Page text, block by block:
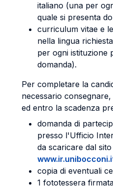
italiano (una per
quale si presenta
curriculum vitae e
nella lingua
per ogni istituzione
domanda).
Per completare la
necessario
ed entro la scadenza
domanda di
presso l'Ufficio
da scaricare dal sito
copia di eventuali
1 fototessera